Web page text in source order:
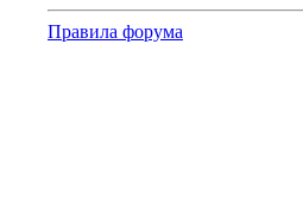
Правила форума